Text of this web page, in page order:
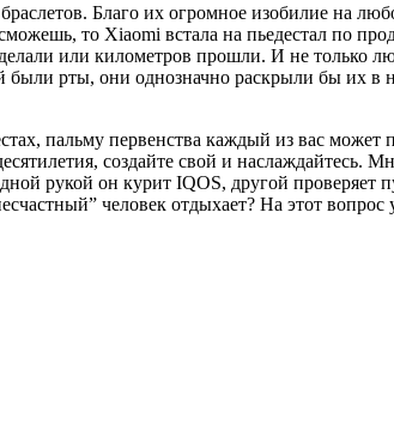
Благо их огромное изобилие на
то Xiaomi встала на пьедестал по
или километров прошли. И не только
были рты, они однозначно раскрыли бы их в
пальму первенства каждый из вас
создайте свой и наслаждайтесь.
рукой он курит IQOS, другой проверяет
человек отдыхает? На этот вопрос